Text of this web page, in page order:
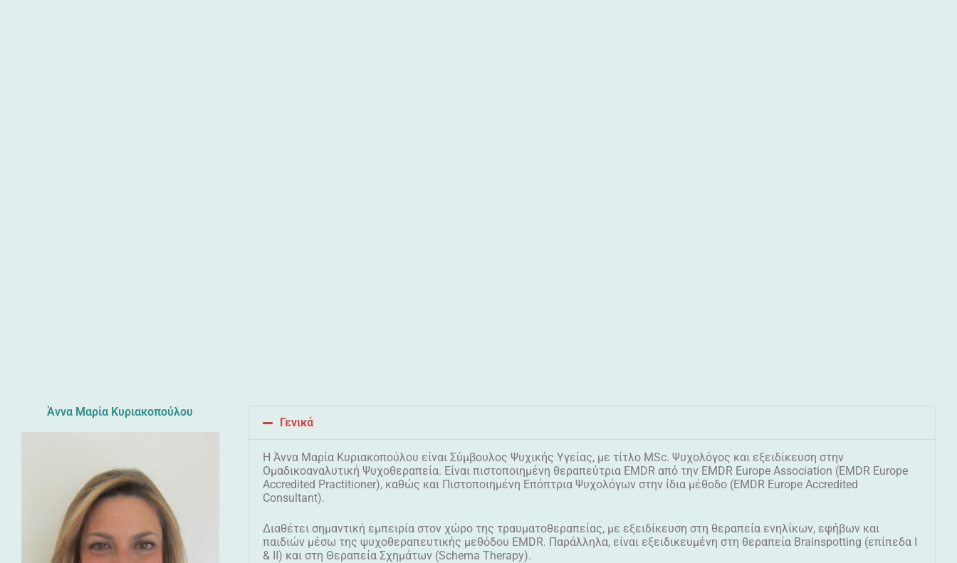
Άννα Μαρία Κυριακοπούλου
Γενικά
Η Άννα Μαρία Κυριακοπούλου είναι Σύμβουλος Ψυχικής Υγείας, με τίτλο ΜSc. Ψυχολόγος και εξειδίκευση στην
Ομαδικοαναλυτική Ψυχοθεραπεία. Είναι πιστοποιημένη θεραπεύτρια EMDR από την EMDR Europe Association (EMDR Europe
Accredited Practitioner), καθώς και Πιστοποιημένη Επόπτρια Ψυχολόγων στην ίδια μέθοδο (EMDR Europe Accredited
Consultant).
Διαθέτει σημαντική εμπειρία στον χώρο της τραυματοθεραπείας, με εξειδίκευση στη θεραπεία ενηλίκων, εφήβων και
παιδιών μέσω της ψυχοθεραπευτικής μεθόδου EMDR. Παράλληλα, είναι εξειδικευμένη στη θεραπεία Brainspotting (επίπεδα I
& II) και στη Θεραπεία Σχημάτων (Schema Therapy).